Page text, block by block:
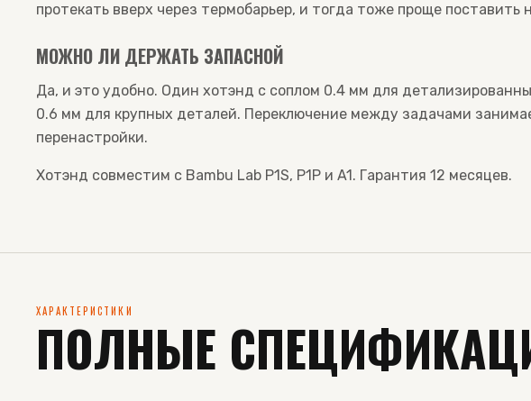
протекать вверх через термобарьер, и тогда тоже проще поставить
МОЖНО ЛИ ДЕРЖАТЬ ЗАПАСНОЙ
Да, и это удобно. Один хотэнд с соплом 0.4 мм для
0.6 мм для крупных деталей. Переключение между задачами
перенастройки.
Хотэнд совместим с Bambu Lab P1S, P1P и A1. Гарантия 12 месяцев.
ХАРАКТЕРИСТИКИ
ПОЛНЫЕ